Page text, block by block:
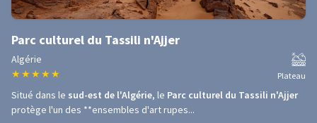
Parc culturel du Tassili n'Ajjer
Algérie
★ ★ ★ ★ ★ Plateau
Situé dans le sud-est de l'Algérie, le Parc culturel du Tassili n'Ajjer
protège l'un des **ensembles d'art rupes...